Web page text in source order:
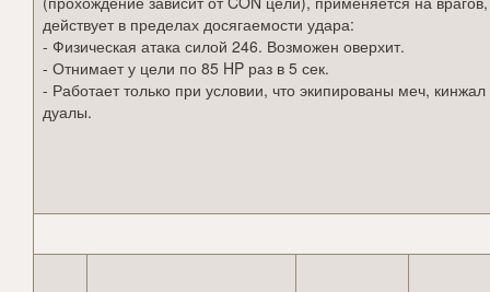
действует в пределах досягаемости удара:
- Физическая атака силой 246. Возможен оверхит.
- Отнимает у цели по 85 HP раз в 5 сек.
- Работает только при условии, что экипированы меч,
дуалы.